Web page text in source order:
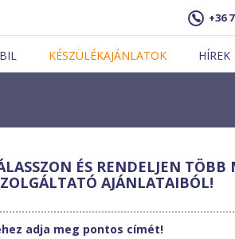
+36
KÉSZÜLÉKAJÁNLATOK HÍREK
ÉS RENDELJEN
AJÁNLATAIBÓL!
adja meg pontos címét!